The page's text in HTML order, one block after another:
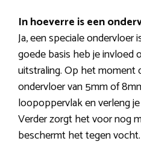
In hoeverre is een
Ja, een speciale ondervloer
goede basis heb je invloed
uitstraling. Op het moment
ondervloer van 5mm of
loopoppervlak en verleng
Verder zorgt het voor nog
beschermt het tegen vocht.